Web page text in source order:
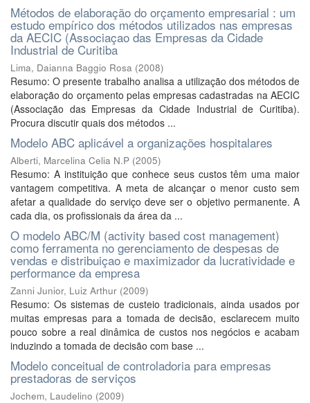
Métodos de elaboração do orçamento empresarial : um
estudo empírico dos métodos utilizados nas empresas
da AECIC (Associaçao das Empresas da Cidade
Industrial de Curitiba
Lima, Daianna Baggio Rosa (2008)
Resumo: O presente trabalho analisa a utilização dos métodos de
elaboração do orçamento pelas empresas cadastradas na AECIC
(Associação das Empresas da Cidade Industrial de Curitiba).
Procura discutir quais dos métodos ...
Modelo ABC aplicável a organizações hospitalares
Alberti, Marcelina Celia N.P (2005)
Resumo: A instituição que conhece seus custos têm uma maior
vantagem competitiva. A meta de alcançar o menor custo sem
afetar a qualidade do serviço deve ser o objetivo permanente. A
cada dia, os profissionais da área da ...
O modelo ABC/M (activity based cost management)
como ferramenta no gerenciamento de despesas de
vendas e distribuiçao e maximizador da lucratividade e
performance da empresa
Zanni Junior, Luiz Arthur (2009)
Resumo: Os sistemas de custeio tradicionais, ainda usados por
muitas empresas para a tomada de decisão, esclarecem muito
pouco sobre a real dinâmica de custos nos negócios e acabam
induzindo a tomada de decisão com base ...
Modelo conceitual de controladoria para empresas
prestadoras de serviços
Jochem, Laudelino (2009)